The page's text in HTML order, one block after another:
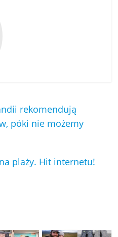
rekomendują
póki nie możemy
plaży. Hit internetu!